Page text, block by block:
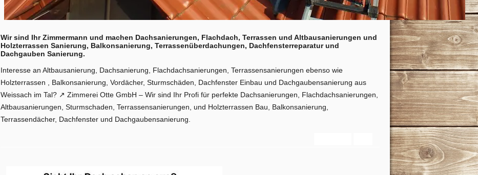
Wir sind Ihr Zimmermann und machen Dachsanierungen, Flachdach, Terrassen und Altbausanierungen und
Holzterrassen Sanierung, Balkonsanierung, Terrassenüberdachungen, Dachfensterreparatur und
Dachgauben Sanierung.
Interesse an Altbausanierung, Dachsanierung, Flachdachsanierungen, Terrassensanierungen ebenso wie
Holzterrassen , Balkonsanierung, Vordächer, Sturmschäden, Dachfenster Einbau und Dachgaubensanierung aus
Weissach im Tal? ↗️ Zimmerei Otte GmbH – Wir sind Ihr Profi für perfekte Dachsanierungen, Flachdachsanierungen,
Altbausanierungen, Sturmschaden, Terrassensanierungen, und Holzterrassen Bau, Balkonsanierung,
Terrassendächer, Dachfenster und Dachgaubensanierung.